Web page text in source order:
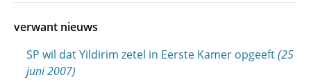
verwant nieuws
SP wil dat Yildirim zetel in Eerste Kamer opgeeft(25
juni 2007)